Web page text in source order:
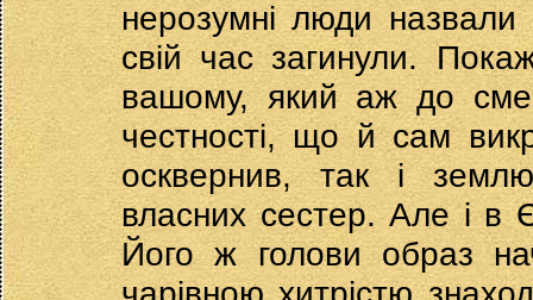
нерозумні люди назвали
свій час загинули.
вашому, який аж до
честності, що й сам
осквернив, так і
власних сестер. Але і в
Його ж голови образ